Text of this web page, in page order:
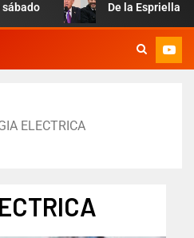
De la Espriella asume
ELECTRICA